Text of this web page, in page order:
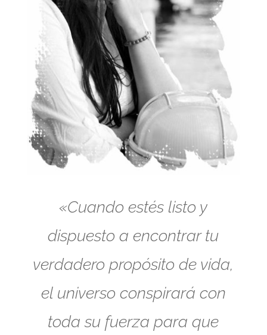
«Cuando estés listo y
dispuesto a encontrar tu
verdadero propósito de vida,
el universo conspirará con
toda su fuerza para que